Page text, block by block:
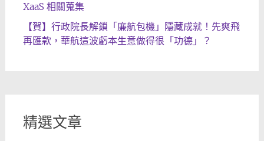
XaaS 相關蒐集
【賀】行政院長解鎖「廉航包機」隱藏成就！先爽飛
再匯款，華航這波虧本生意做得很「功德」？
精選文章